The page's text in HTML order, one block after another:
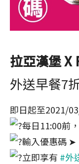
加盟
拉亞漢堡 X
外送早餐7
即日起至2021/
每日11:00前
輸入優惠碼 ➤
立即享有 #外